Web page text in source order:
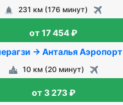
231 км (176 минут)
от 17 454 ₽
→ Анталья Аэропорт
10 км (20 минут)
от 3 273 ₽